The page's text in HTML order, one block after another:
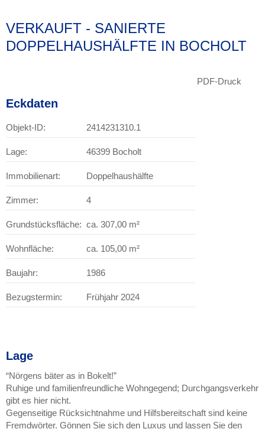
VERKAUFT - SANIERTE
DOPPELHAUSHÄLFTE IN BOCHOLT
PDF-Druck
Eckdaten
Objekt-ID: 2414231310.1
Lage: 46399 Bocholt
Immobilienart: Doppelhaushälfte
Zimmer: 4
Grundstücksfläche: ca. 307,00 m²
Wohnfläche: ca. 105,00 m²
Baujahr: 1986
Bezugstermin: Frühjahr 2024
Lage
“Nörgens bäter as in Bokelt!”
Ruhige und familienfreundliche Wohngegend; Durchgangsverkehr
gibt es hier nicht.
Gegenseitige Rücksichtnahme und Hilfsbereitschaft sind keine
Fremdwörter. Gönnen Sie sich den Luxus und lassen Sie den